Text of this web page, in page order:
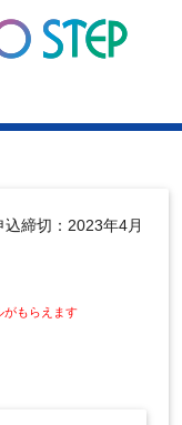
込締切：2023年4月
がもらえます